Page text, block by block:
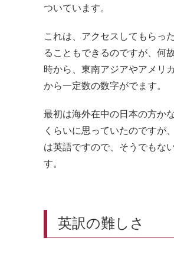
ついています。
これは、アクセスしてもらっ
ることもできるのですが、何
時から、東南アジアやアメリ
から一定数の数字がでます。
最初は海外在中の日本の方かな
くらいに思っていたのですが
は英語ですので、そうでもな
す。
英訳の難しさ